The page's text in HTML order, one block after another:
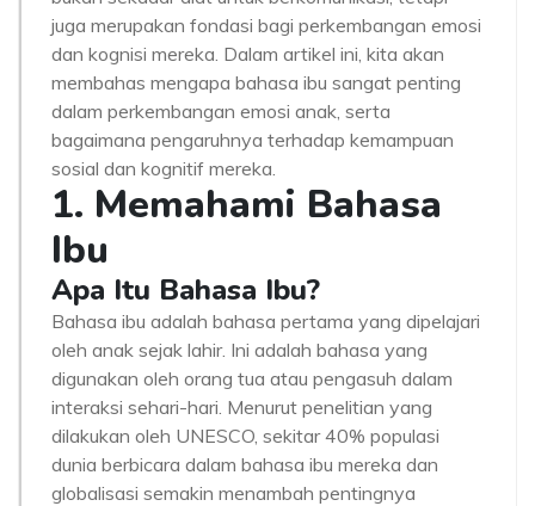
juga merupakan fondasi bagi perkembangan emosi
dan kognisi mereka. Dalam artikel ini, kita akan
membahas mengapa bahasa ibu sangat penting
dalam perkembangan emosi anak, serta
bagaimana pengaruhnya terhadap kemampuan
sosial dan kognitif mereka.
1. Memahami Bahasa
Ibu
Apa Itu Bahasa Ibu?
Bahasa ibu adalah bahasa pertama yang dipelajari
oleh anak sejak lahir. Ini adalah bahasa yang
digunakan oleh orang tua atau pengasuh dalam
interaksi sehari-hari. Menurut penelitian yang
dilakukan oleh UNESCO, sekitar 40% populasi
dunia berbicara dalam bahasa ibu mereka dan
globalisasi semakin menambah pentingnya